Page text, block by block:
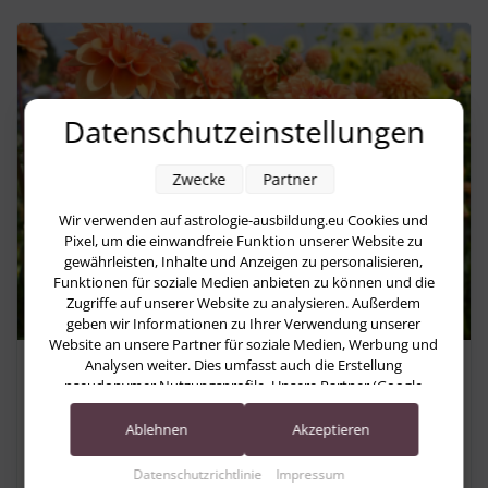
August 2026: Zwischen Erkenntnis
und Umsetzung
Astrologische Monatsvorschau
Datenschutzeinstellungen
Wir verwenden auf astrologie-ausbildung.eu Cookies und
Pixel, um die einwandfreie Funktion unserer Website zu
gewährleisten, Inhalte und Anzeigen zu personalisieren,
Funktionen für soziale Medien anbieten zu können und die
Zugriffe auf unserer Website zu analysieren. Außerdem
geben wir Informationen zu Ihrer Verwendung unserer
Website an unsere Partner für soziale Medien, Werbung und
Analysen weiter. Dies umfasst auch die Erstellung
pseudonymer Nutzungsprofile. Unsere Partner (Google
Advertising Products) führen diese Informationen
möglicherweise mit weiteren Daten zusammen, die Sie ihnen
Accounts) oder welche sie im Rahmen Ihrer Nutzung der
Datenschutzrichtlinie Impressum
Zwecke Partner
Ablehnen Akzeptieren